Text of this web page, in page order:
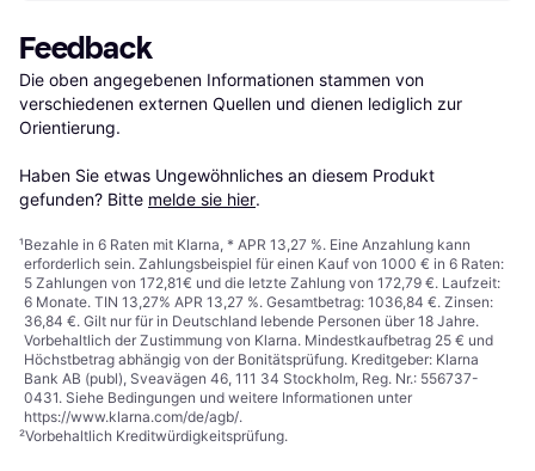
Feedback
Die oben angegebenen Informationen stammen von
verschiedenen externen Quellen und dienen lediglich zur
Orientierung.
Haben Sie etwas Ungewöhnliches an diesem Produkt
gefunden? Bitte melde sie hier.
¹Bezahle in 6 Raten mit Klarna, * APR 13,27 %. Eine Anzahlung kann
erforderlich sein. Zahlungsbeispiel für einen Kauf von 1000 € in 6 Raten:
5 Zahlungen von 172,81€ und die letzte Zahlung von 172,79 €. Laufzeit:
6 Monate. TIN 13,27% APR 13,27 %. Gesamtbetrag: 1036,84 €. Zinsen:
36,84 €. Gilt nur für in Deutschland lebende Personen über 18 Jahre.
Vorbehaltlich der Zustimmung von Klarna. Mindestkaufbetrag 25 € und
Höchstbetrag abhängig von der Bonitätsprüfung. Kreditgeber: Klarna
Bank AB (publ), Sveavägen 46, 111 34 Stockholm, Reg. Nr.: 556737-
0431. Siehe Bedingungen und weitere Informationen unter
https://www.klarna.com/de/agb/.
²Vorbehaltlich Kreditwürdigkeitsprüfung.